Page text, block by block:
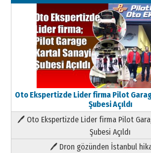
Oto Ekspertizde Lider firma Pilot
Şubesi Açıldı
🖊 Oto Ekspertizde Lider firma Pilot
Şubesi Açıldı
🖊 Dron gözünden İstanbul